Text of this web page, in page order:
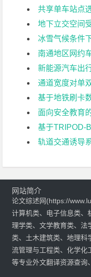
共享单车站点
地下立交空间
冰雪气候条件下高
南通地区网约
新能源汽车出行
通道宽度对单双
基于地铁刷卡数据
面向安全教育
基于TRIPOD-BETA
轨道交通诱导
网站简介
论文综述网(https://
计算机类、电子信息类、
理学类、文学教育类、法
类、土木建筑类、地理科
流管理与工程类、化学化
等专业外文翻译资源查询